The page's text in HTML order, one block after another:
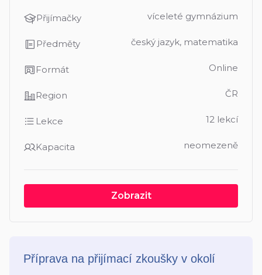
Přijímačky víceleté gymnázium
Předměty český jazyk, matematika
Formát Online
Region ČR
Lekce 12 lekcí
Kapacita neomezeně
Zobrazit
Příprava na přijímací zkoušky v okolí